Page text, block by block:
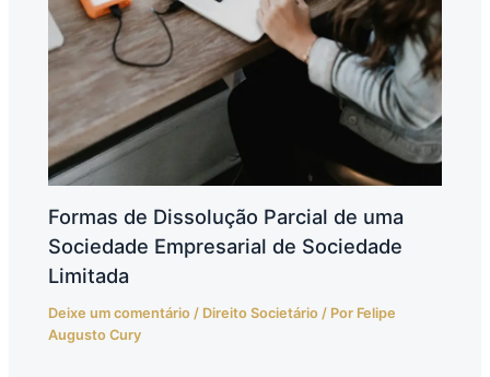
Formas de Dissolução Parcial de uma
Sociedade Empresarial de Sociedade
Limitada
Deixe um comentário / Direito Societário / Por Felipe
Augusto Cury